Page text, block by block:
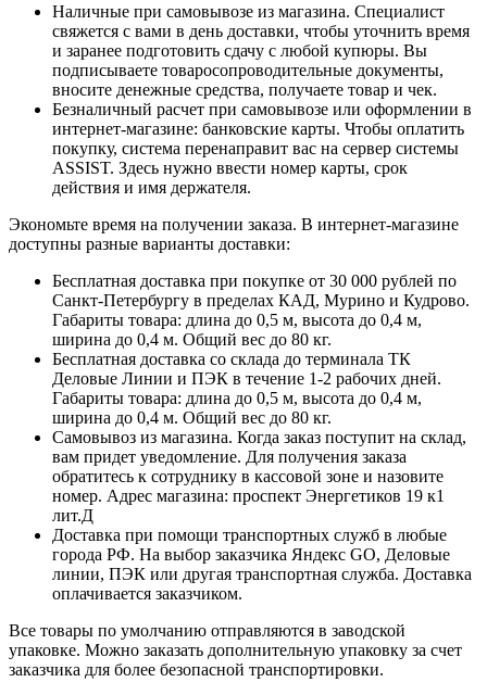
Наличные при самовывозе из магазина. Специалист
свяжется с вами в день доставки, чтобы уточнить время
и заранее подготовить сдачу с любой купюры. Вы
подписываете товаросопроводительные документы,
вносите денежные средства, получаете товар и чек.
Безналичный расчет при самовывозе или оформлении в
интернет-магазине: банковские карты. Чтобы оплатить
покупку, система перенаправит вас на сервер системы
ASSIST. Здесь нужно ввести номер карты, срок
действия и имя держателя.
Экономьте время на получении заказа. В интернет-магазине
доступны разные варианты доставки:
Бесплатная доставка при покупке от 30 000 рублей по
Санкт-Петербургу в пределах КАД, Мурино и Кудрово.
Габариты товара: длина до 0,5 м, высота до 0,4 м,
ширина до 0,4 м. Общий вес до 80 кг.
Бесплатная доставка со склада до терминала ТК
Деловые Линии и ПЭК в течение 1-2 рабочих дней.
Габариты товара: длина до 0,5 м, высота до 0,4 м,
ширина до 0,4 м. Общий вес до 80 кг.
Самовывоз из магазина. Когда заказ поступит на склад,
вам придет уведомление. Для получения заказа
обратитесь к сотруднику в кассовой зоне и назовите
номер. Адрес магазина: проспект Энергетиков 19 к1
лит.Д
Доставка при помощи транспортных служб в любые
города РФ. На выбор заказчика Яндекс GO, Деловые
линии, ПЭК или другая транспортная служба. Доставка
оплачивается заказчиком.
Все товары по умолчанию отправляются в заводской
упаковке. Можно заказать дополнительную упаковку за счет
заказчика для более безопасной транспортировки.